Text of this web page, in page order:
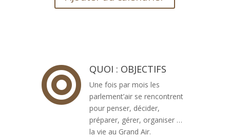
 QUOI : OBJECTIFS
Une fois par mois les
parlement’air se rencontrent
pour penser, décider,
préparer, gérer, organiser …
la vie au Grand Air.